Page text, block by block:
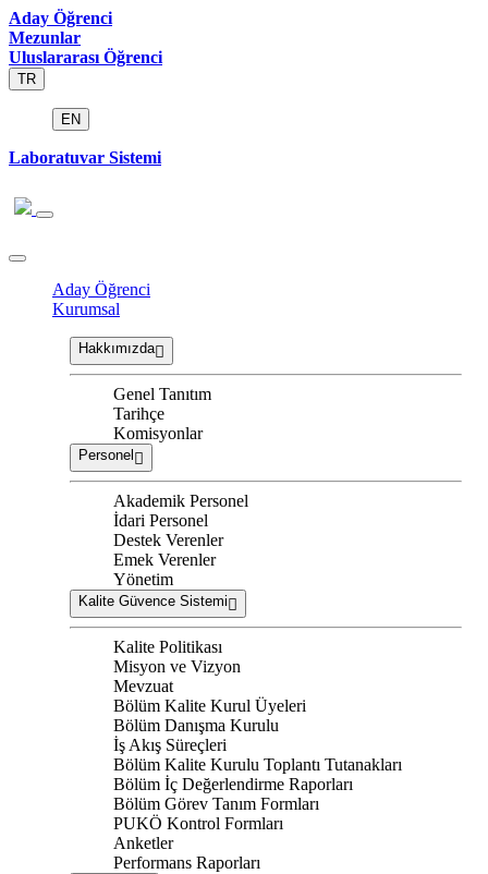
Aday Öğrenci
Mezunlar
Uluslararası Öğrenci
TR
EN
Laboratuvar Sistemi
Aday Öğrenci
Kurumsal
Hakkımızda
Genel Tanıtım
Tarihçe
Komisyonlar
Personel
Akademik Personel
İdari Personel
Destek Verenler
Emek Verenler
Yönetim
Kalite Güvence Sistemi
Kalite Politikası
Misyon ve Vizyon
Mevzuat
Bölüm Kalite Kurul Üyeleri
Bölüm Danışma Kurulu
İş Akış Süreçleri
Bölüm Kalite Kurulu Toplantı Tutanakları
Bölüm İç Değerlendirme Raporları
Bölüm Görev Tanım Formları
PUKÖ Kontrol Formları
Anketler
Performans Raporları